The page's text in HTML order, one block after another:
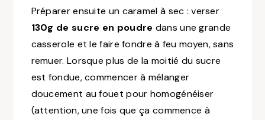
Préparer ensuite un caramel à sec : verser
130g de sucre en poudre dans une grande
casserole et le faire fondre à feu moyen, sans
remuer. Lorsque plus de la moitié du sucre
est fondue, commencer à mélanger
doucement au fouet pour homogénéiser
(attention, une fois que ça commence à